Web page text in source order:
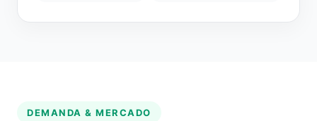
DEMANDA & MERCADO